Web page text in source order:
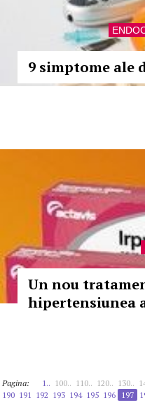
9 simptome ale
Un nou
hipertensiunea
Pagina: 1.. 100.. 110.. 120.. 130..
190 191 192 193 194 195 196 197